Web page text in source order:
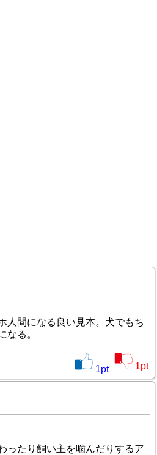
人間になる良い見本。犬でもち
なる。
1pt 1pt
ったり飼い主を噛んだりするア